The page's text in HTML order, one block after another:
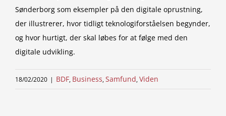
Sønderborg som eksempler på den digitale oprustning,
der illustrerer, hvor tidligt teknologiforståelsen begynder,
og hvor hurtigt, der skal løbes for at følge med den
digitale udvikling.
18/02/2020 | BDF, Business,Samfund,Viden